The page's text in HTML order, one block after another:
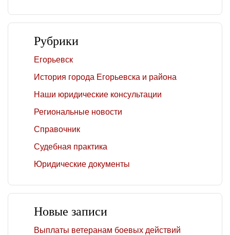
Рубрики
Егорьевск
История города Егорьевска и района
Наши юридические консультации
Региональные новости
Справочник
Судебная практика
Юридические документы
Новые записи
Выплаты ветеранам боевых действий